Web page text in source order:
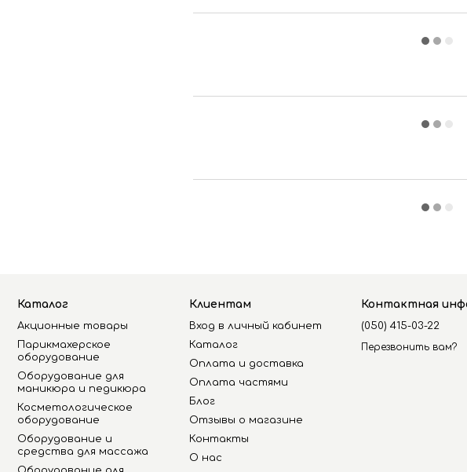
Каталог
Акционные товары
Парикмахерское
оборудование
Оборудование для
маникюра и педикюра
Косметологическое
оборудование
Оборудование и
средства для массажа
Клиентам
Вход в личный кабинет
Каталог
Оплата и доставка
Оплата частями
Блог
Отзывы о магазине
Контакты
О нас
Контактная
(050) 415-03-22
Перезвонить вам?